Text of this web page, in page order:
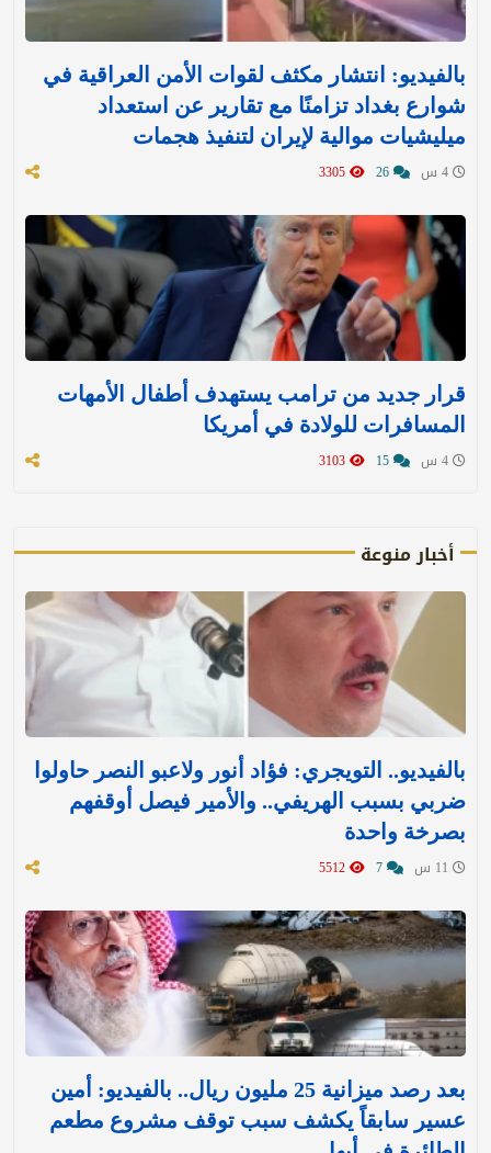
بالفيديو: انتشار مكثف لقوات الأمن العراقية في
شوارع بغداد تزامنًا مع تقارير عن استعداد
ميليشيات موالية لإيران لتنفيذ هجمات
قرار جديد من ترامب يستهدف أطفال الأمهات
المسافرات للولادة في أمريكا
أخبار منوعة
بالفيديو.. التويجري: فؤاد أنور ولاعبو النصر حاولوا
ضربي بسبب الهريفي.. والأمير فيصل أوقفهم
بصرخة واحدة
بعد رصد ميزانية 25 مليون ريال.. بالفيديو: أمين
عسير سابقاً يكشف سبب توقف مشروع مطعم